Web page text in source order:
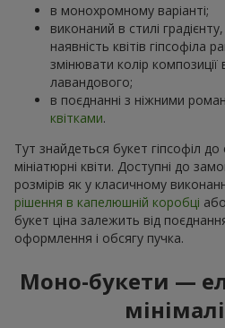
в монохромному варіанті;
виконаний в стилі
наявність квітів гіпсофіла
змінювати колір
лавандового;
в поєднанні з ніжними
квітками.
Тут знайдеться букет гіпсофіл
мініатюрні квіти. Доступні до
розмірів як у класичному
рішення в капелюшній коробці
букет ціна залежить від
оформлення і обсягу пучка.
Моно-букети —